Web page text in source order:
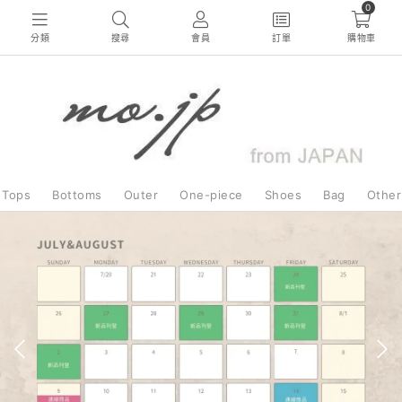
分類 搜尋 會員 訂單
0
購物車
Tops Bottoms Outer One-piece Shoes Bag Other